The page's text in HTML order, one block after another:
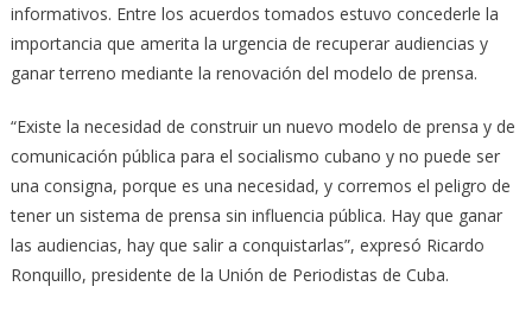
informativos. Entre los acuerdos tomados estuvo concederle la
importancia que amerita la urgencia de recuperar audiencias y
ganar terreno mediante la renovación del modelo de prensa.
“Existe la necesidad de construir un nuevo modelo de prensa y de
comunicación pública para el socialismo cubano y no puede ser
una consigna, porque es una necesidad, y corremos el peligro de
tener un sistema de prensa sin influencia pública. Hay que ganar
las audiencias, hay que salir a conquistarlas”, expresó Ricardo
Ronquillo, presidente de la Unión de Periodistas de Cuba.